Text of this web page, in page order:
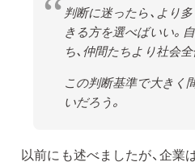
判断に迷ったら、より
きる方を選べばいい。
ち、仲間たちより社会全
この判断基準で大きく
いだろう。
以前にも述べましたが、企業